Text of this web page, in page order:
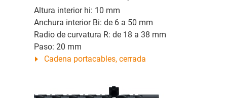
Altura interior hi: 10 mm
Anchura interior Bi: de 6 a 50 mm
Radio de curvatura R: de 18 a 38 mm
Paso: 20 mm
Cadena portacables, cerrada